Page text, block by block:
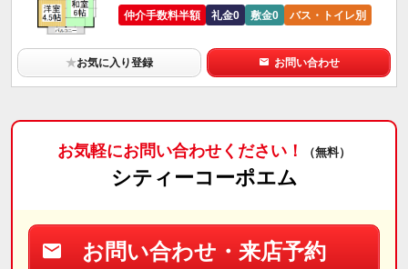
仲介手数料半額
礼金0 敷金0 バス・トイレ別
★お気に入り登録 お問い合わせ
お気軽にお問い合わせください！ （無料）
シティーコーポエム
お問い合わせ・来店予約